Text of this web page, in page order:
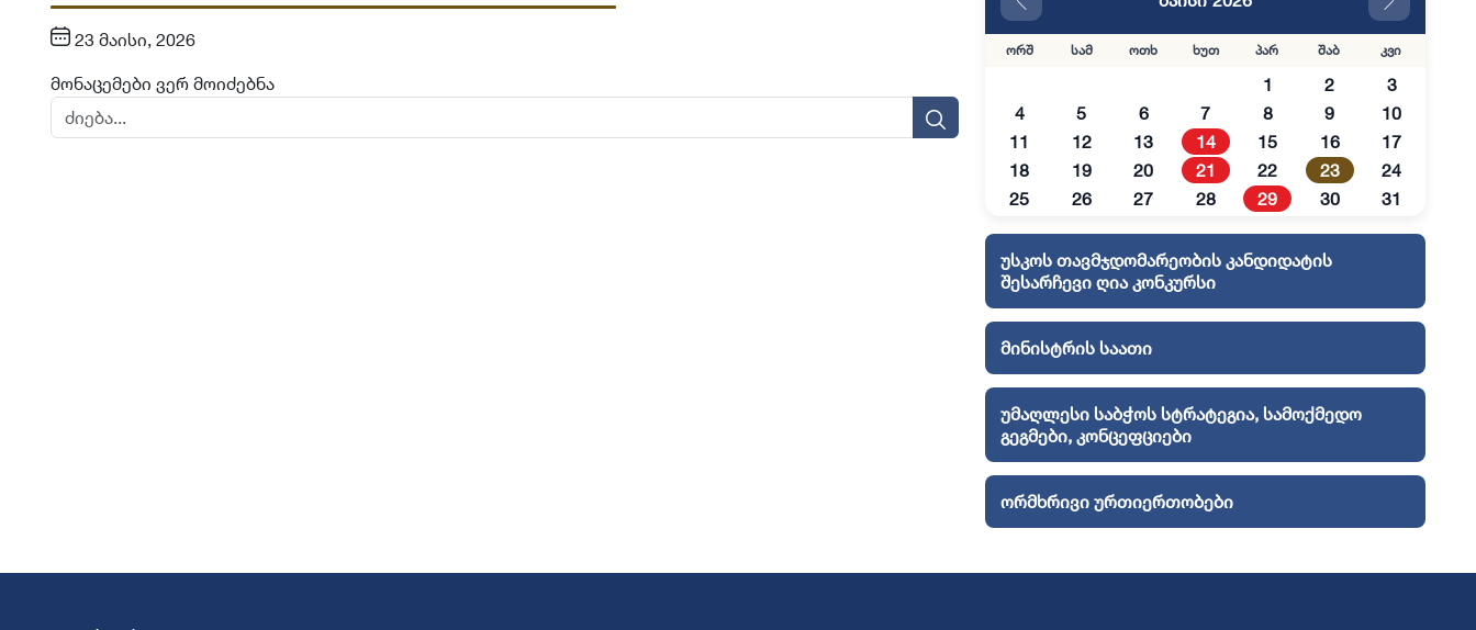
23 მაისი, 2026
მონაცემები ვერ მოიძებნა
ორშ სამ ოთხ ხუთ პარ შაბ კვი
1 2
3
4
5 6 7 8 9
10
11
12 13 14 15 16
17
18
19 20 21 22 23
24
25
26 27 28 29 30 31
უსკოს თავმჯდომარეობის კანდიდატის
შესარჩევი ღია კონკურსი
მინისტრის საათი
უმაღლესი საბჭოს სტრატეგია, სამოქმედო
გეგმები, კონცეფციები
ორმხრივი ურთიერთობები